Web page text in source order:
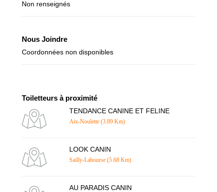
Non renseignés
Nous Joindre
Coordonnées non disponibles
Toiletteurs à proximité
TENDANCE CANINE ET FELINE
Aix-Noulette (3.89 Km)
LOOK CANIN
Sailly-Labourse (5.68 Km)
AU PARADIS CANIN